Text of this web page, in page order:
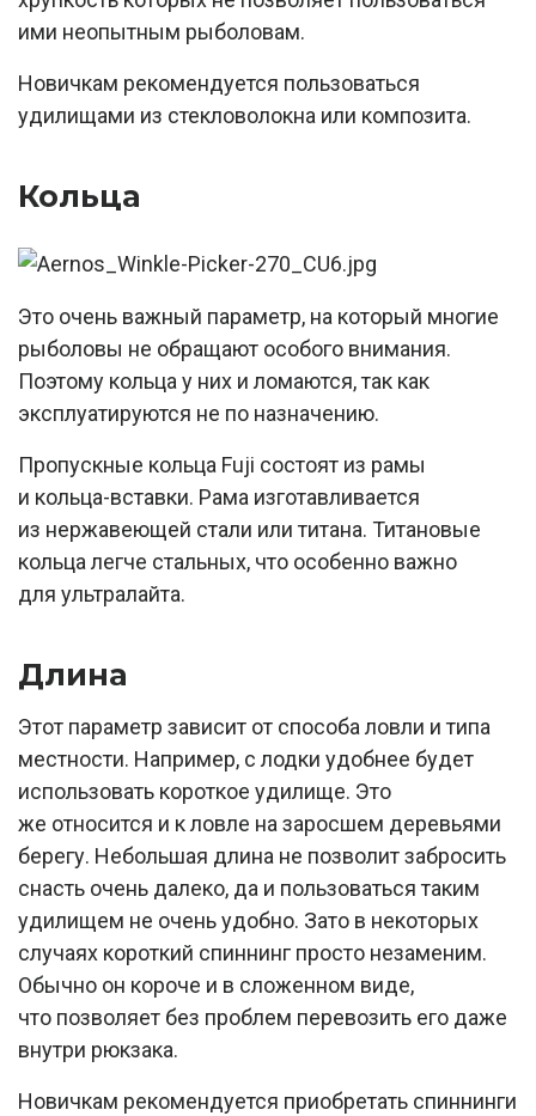
ими неопытным рыболовам.
Новичкам рекомендуется пользоваться
удилищами из стекловолокна или композита.
Кольца
Это очень важный параметр, на который многие
рыболовы не обращают особого внимания.
Поэтому кольца у них и ломаются, так как
эксплуатируются не по назначению.
Пропускные кольца Fuji состоят из рамы
и кольца-вставки. Рама изготавливается
из нержавеющей стали или титана. Титановые
кольца легче стальных, что особенно важно
для ультралайта.
Длина
Этот параметр зависит от способа ловли и типа
местности. Например, с лодки удобнее будет
использовать короткое удилище. Это
же относится и к ловле на заросшем деревьями
берегу. Небольшая длина не позволит забросить
снасть очень далеко, да и пользоваться таким
удилищем не очень удобно. Зато в некоторых
случаях короткий спиннинг просто незаменим.
Обычно он короче и в сложенном виде,
что позволяет без проблем перевозить его даже
внутри рюкзака.
Новичкам рекомендуется приобретать спиннинги